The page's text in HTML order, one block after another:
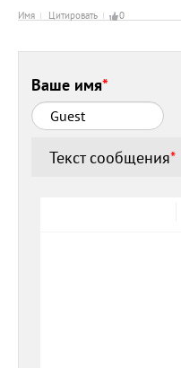
Имя Цитировать 0
Ваше имя*
Текст сообщения*